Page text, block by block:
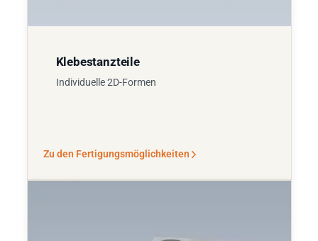
Klebestanzteile
Individuelle 2D-Formen
Zu den Fertigungsmöglichkeiten